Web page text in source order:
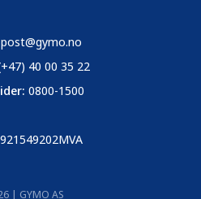
post@gymo.no
40 00 35 22
0800-1500
921549202MVA
| GYMO AS